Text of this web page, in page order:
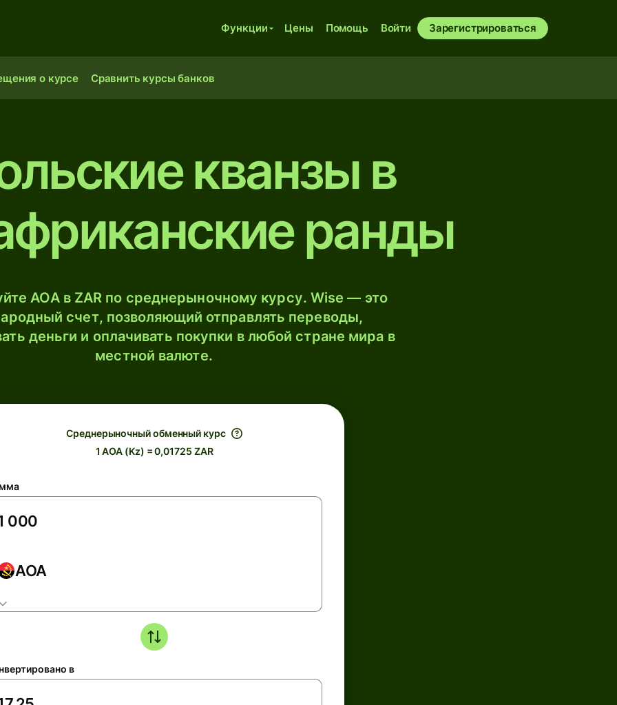
Функции Цены Помощь Войти Зарегистрироваться
о курсе Сравнить курсы банков
кванзы в
ранды
AOA в ZAR по среднерыночному курсу. Wise — это
счет, позволяющий отправлять переводы,
деньги и оплачивать покупки в любой стране мира в
местной валюте.
Среднерыночный обменный курс
1 AOA (Kz) = 0,01725 ZAR
AOA
в